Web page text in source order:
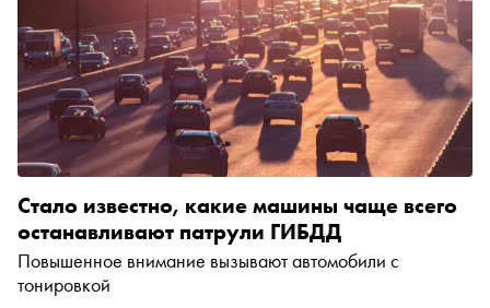
Стало известно, какие машины чаще всего
останавливают патрули ГИБДД
Повышенное внимание вызывают автомобили с
тонировкой